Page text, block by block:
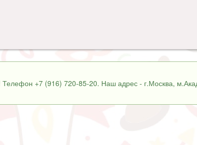
Телефон +7 (916) 720-85-20. Наш адрес - г.Москва,